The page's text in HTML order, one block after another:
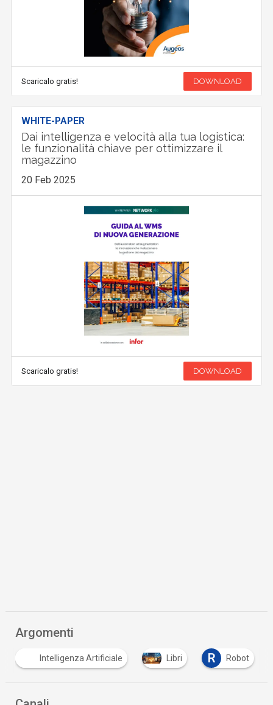
Scaricalo gratis! DOWNLOAD
WHITE-PAPER
Dai intelligenza e velocità alla tua logistica:
le funzionalità chiave per ottimizzare il
magazzino
20 Feb 2025
Scaricalo gratis! DOWNLOAD
Argomenti
Artificiale Libri Robot R robotica